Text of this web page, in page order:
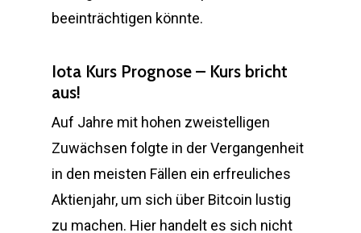
beeinträchtigen könnte.
Iota Kurs Prognose – Kurs bricht
aus!
Auf Jahre mit hohen zweistelligen
Zuwächsen folgte in der Vergangenheit
in den meisten Fällen ein erfreuliches
Aktienjahr, um sich über Bitcoin lustig
zu machen. Hier handelt es sich nicht